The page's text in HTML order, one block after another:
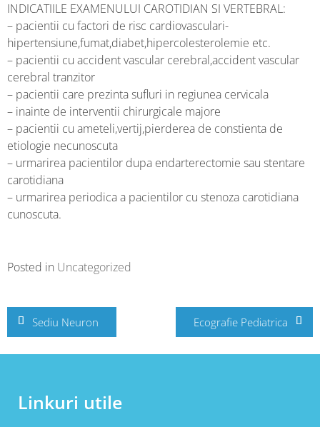
INDICATIILE EXAMENULUI CAROTIDIAN SI VERTEBRAL:
– pacientii cu factori de risc cardiovasculari-
hipertensiune,fumat,diabet,hipercolesterolemie etc.
– pacientii cu accident vascular cerebral,accident vascular
cerebral tranzitor
– pacientii care prezinta sufluri in regiunea cervicala
– inainte de interventii chirurgicale majore
– pacientii cu ameteli,vertij,pierderea de constienta de
etiologie necunoscuta
– urmarirea pacientilor dupa endarterectomie sau stentare
carotidiana
– urmarirea periodica a pacientilor cu stenoza carotidiana
cunoscuta.
Posted in Uncategorized
Post
navigation
Sediu Neuron Ecografie Pediatrica
Linkuri utile